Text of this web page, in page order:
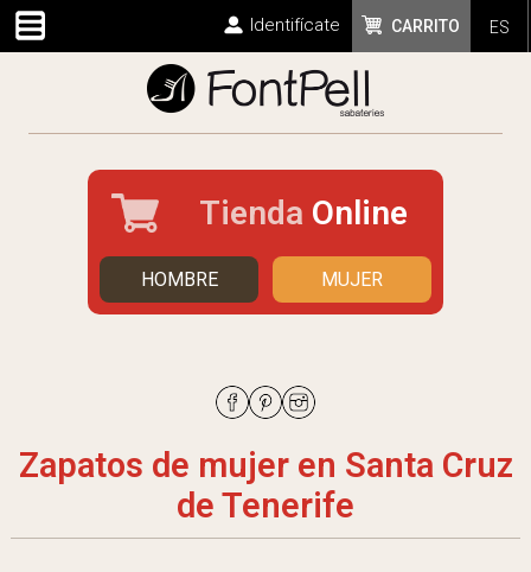
ES
CARRITO
Identifícate
Tienda Online
HOMBRE MUJER
Zapatos de mujer en Santa Cruz
de Tenerife